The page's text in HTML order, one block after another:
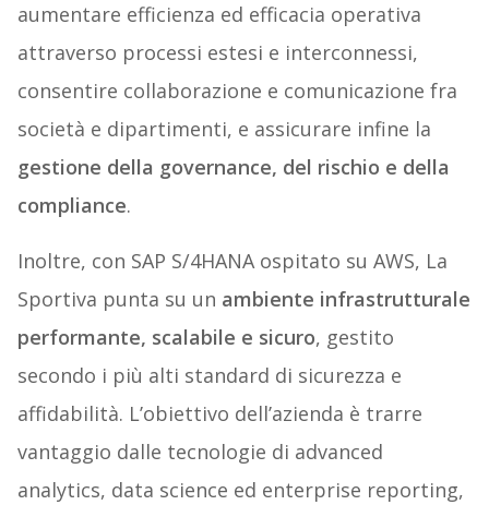
aumentare efficienza ed efficacia operativa
attraverso processi estesi e interconnessi,
consentire collaborazione e comunicazione fra
società e dipartimenti, e assicurare infine la
gestione della governance, del rischio e della
compliance.
Inoltre, con SAP S/4HANA ospitato su AWS, La
Sportiva punta su un ambiente infrastrutturale
performante, scalabile e sicuro, gestito
secondo i più alti standard di sicurezza e
affidabilità. L’obiettivo dell’azienda è trarre
vantaggio dalle tecnologie di advanced
analytics, data science ed enterprise reporting,